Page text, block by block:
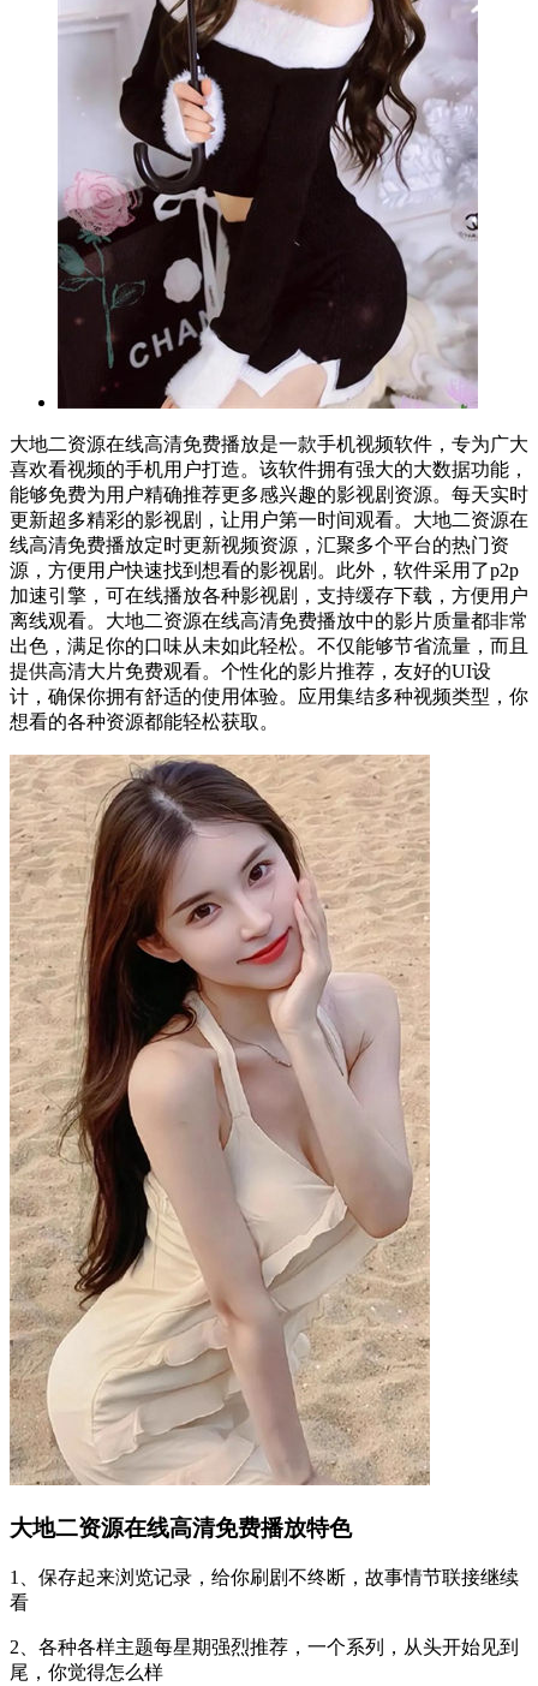
大地二资源在线高清免费播放是一款手机视频软件，专为广大
喜欢看视频的手机用户打造。该软件拥有强大的大数据功能，
能够免费为用户精确推荐更多感兴趣的影视剧资源。每天实时
更新超多精彩的影视剧，让用户第一时间观看。大地二资源在
线高清免费播放定时更新视频资源，汇聚多个平台的热门资
源，方便用户快速找到想看的影视剧。此外，软件采用了p2p
加速引擎，可在线播放各种影视剧，支持缓存下载，方便用户
离线观看。大地二资源在线高清免费播放中的影片质量都非常
出色，满足你的口味从未如此轻松。不仅能够节省流量，而且
提供高清大片免费观看。个性化的影片推荐，友好的UI设
计，确保你拥有舒适的使用体验。应用集结多种视频类型，你
想看的各种资源都能轻松获取。
大地二资源在线高清免费播放特色
1、保存起来浏览记录，给你刷剧不终断，故事情节联接继续
看
2、各种各样主题每星期强烈推荐，一个系列，从头开始见到
尾，你觉得怎么样